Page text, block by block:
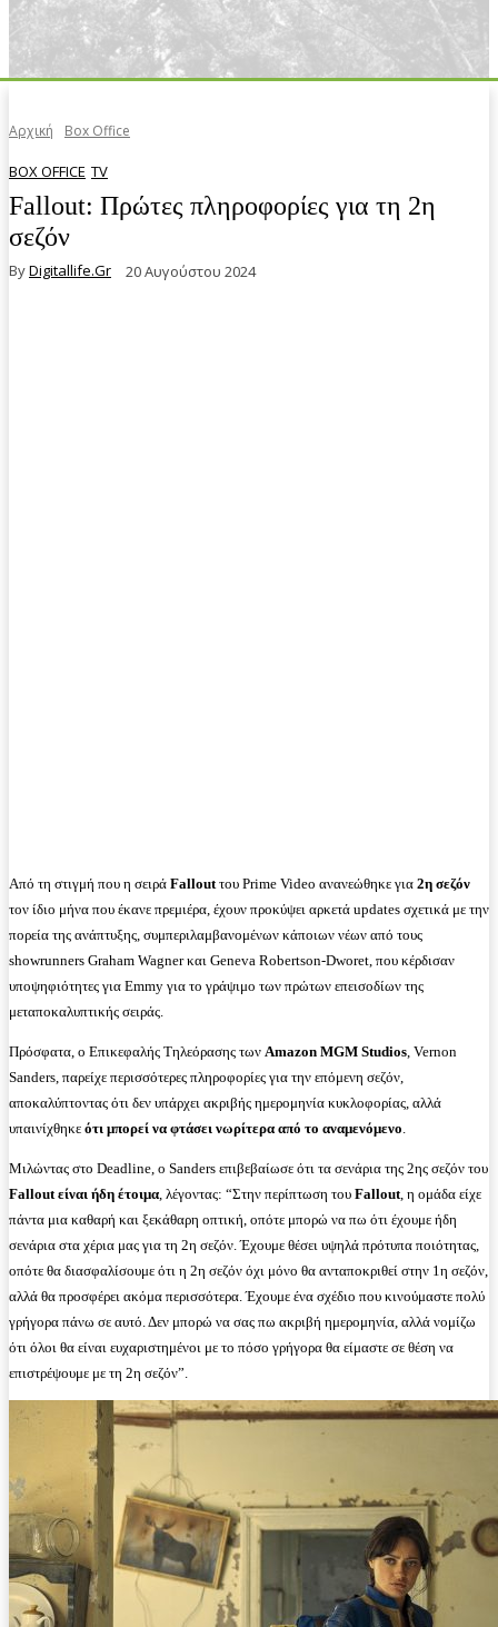
Αρχική Box Office
BOX OFFICE TV
Fallout: Πρώτες πληροφορίες για τη 2η
σεζόν
ByDigitallife.gr 20 Αυγούστου 2024
Από τη στιγμή που η σειρά Fallout του Prime Video ανανεώθηκε για 2η σεζόν
τον ίδιο μήνα που έκανε πρεμιέρα, έχουν προκύψει αρκετά updates σχετικά με την
πορεία της ανάπτυξης, συμπεριλαμβανομένων κάποιων νέων από τους
showrunners Graham Wagner και Geneva Robertson-Dworet, που κέρδισαν
υποψηφιότητες για Emmy για το γράψιμο των πρώτων επεισοδίων της
μεταποκαλυπτικής σειράς.
Πρόσφατα, ο Επικεφαλής Τηλεόρασης των Amazon MGM Studios , Vernon
Sanders, παρείχε περισσότερες πληροφορίες για την επόμενη σεζόν,
αποκαλύπτοντας ότι δεν υπάρχει ακριβής ημερομηνία κυκλοφορίας, αλλά
υπαινίχθηκε ότι μπορεί να φτάσει νωρίτερα από το αναμενόμενο
Μιλώντας στο Deadline, ο Sanders επιβεβαίωσε ότι τα σενάρια της 2ης σεζόν του
Fallout είναι ήδη έτοιμα , λέγοντας: “Στην περίπτωση του Fallout , η ομάδα είχε
πάντα μια καθαρή και ξεκάθαρη οπτική, οπότε μπορώ να πω ότι έχουμε ήδη
σενάρια στα χέρια μας για τη 2η σεζόν. Έχουμε θέσει υψηλά πρότυπα ποιότητας,
οπότε θα διασφαλίσουμε ότι η 2η σεζόν όχι μόνο θα ανταποκριθεί στην 1η σεζόν,
αλλά θα προσφέρει ακόμα περισσότερα. Έχουμε ένα σχέδιο που κινούμαστε πολύ
γρήγορα πάνω σε αυτό. Δεν μπορώ να σας πω ακριβή ημερομηνία, αλλά νομίζω
ότι όλοι θα είναι ευχαριστημένοι με το πόσο γρήγορα θα είμαστε σε θέση να
επιστρέψουμε με τη 2η σεζόν”.